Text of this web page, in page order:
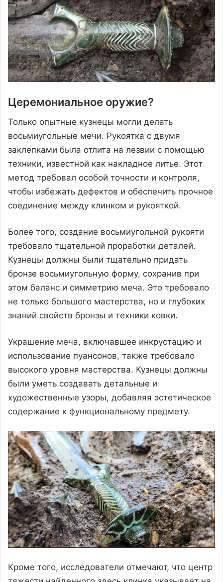
Церемониальное оружие?
Только опытные кузнецы могли делать
восьмиугольные мечи. Рукоятка с двумя
заклепками была отлита на лезвии с помощью
техники, известной как накладное литье. Этот
метод требовал особой точности и контроля,
чтобы избежать дефектов и обеспечить прочное
соединение между клинком и рукояткой.
Более того, создание восьмиугольной рукояти
требовало тщательной проработки деталей.
Кузнецы должны были тщательно придать
бронзе восьмиугольную форму, сохранив при
этом баланс и симметрию меча. Это требовало
не только большого мастерства, но и глубоких
знаний свойств бронзы и техники ковки.
Украшение меча, включавшее инкрустацию и
использование пуансонов, также требовало
высокого уровня мастерства. Кузнецы должны
были уметь создавать детальные и
художественные узоры, добавляя эстетическое
содержание к функциональному предмету.
Кроме того, исследователи отмечают, что центр